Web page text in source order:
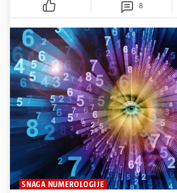
8
SNAGA NUMEROLOGIJE